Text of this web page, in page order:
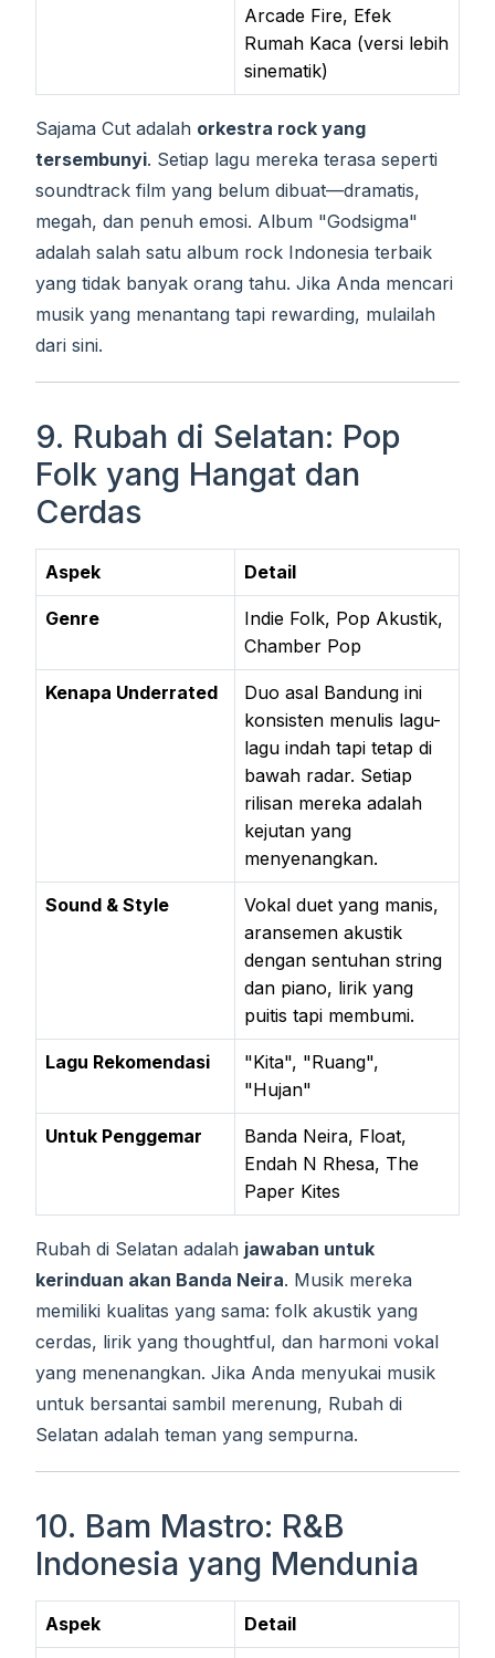
Arcade Fire, Efek
Rumah Kaca (versi lebih
sinematik)
Sajama Cut adalah orkestra rock yang
tersembunyi. Setiap lagu mereka terasa seperti
soundtrack film yang belum dibuat—dramatis,
megah, dan penuh emosi. Album "Godsigma"
adalah salah satu album rock Indonesia terbaik
yang tidak banyak orang tahu. Jika Anda mencari
musik yang menantang tapi rewarding, mulailah
dari sini.
9. Rubah di Selatan: Pop
Folk yang Hangat dan
Cerdas
Aspek Detail
Genre
Indie Folk, Pop Akustik,
Chamber Pop
Kenapa Underrated
Duo asal Bandung ini
konsisten menulis lagu-
lagu indah tapi tetap di
bawah radar. Setiap
rilisan mereka adalah
kejutan yang
menyenangkan.
Sound & Style
Vokal duet yang manis,
aransemen akustik
dengan sentuhan string
dan piano, lirik yang
puitis tapi membumi.
Lagu Rekomendasi
"Kita", "Ruang",
"Hujan"
Untuk Penggemar
Banda Neira, Float,
Endah N Rhesa, The
Paper Kites
Rubah di Selatan adalah jawaban untuk
kerinduan akan Banda Neira. Musik mereka
memiliki kualitas yang sama: folk akustik yang
cerdas, lirik yang thoughtful, dan harmoni vokal
yang menenangkan. Jika Anda menyukai musik
untuk bersantai sambil merenung, Rubah di
Selatan adalah teman yang sempurna.
10. Bam Mastro: R&B
Indonesia yang Mendunia
Aspek Detail